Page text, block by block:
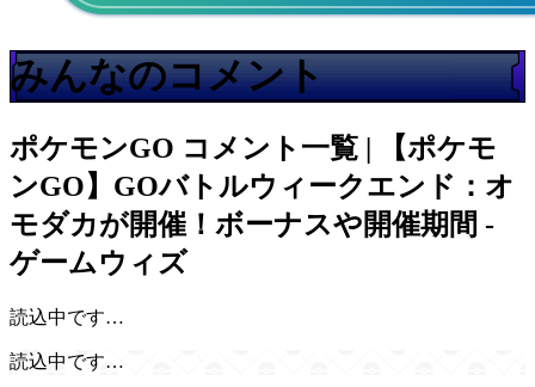
みんなのコメント
ポケモンGO コメント一覧 | 【ポケモ
ンGO】GOバトルウィークエンド：オ
モダカが開催！ボーナスや開催期間 -
ゲームウィズ
読込中です…
読込中です…